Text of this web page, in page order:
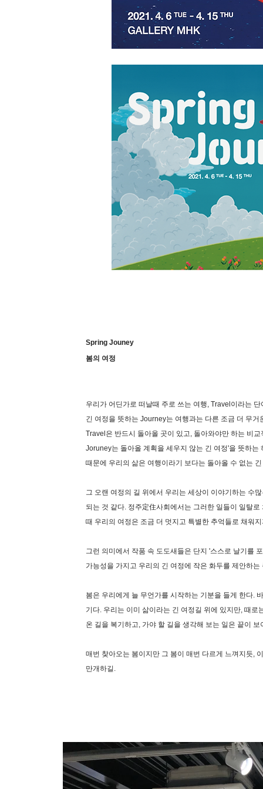
Spring Jouney
​봄의 여정
우리가 어딘가로 떠날때 주로 쓰는 여행, Travel이라는 단
긴 여정을 뜻하는 Journey는 여행과는 다른 조금 더 무거
Travel은 반드시 돌아올 곳이 있고, 돌아와야만 하는 비
Joruney는 돌아올 계획을 세우지 않는 긴 여정'을 뜻하는
때문에 우리의 삶은 여행이라기 보다는 돌아올 수 없는
그 오랜 여정의 길 위에서 우리는 세상이 이야기하는 수
되는 것 같다. 정주定住사회에서는 그러한 일들이 일탈
때 우리의 여정은 조금 더 멋지고 특별한 추억들로 채워
그런 의미에서 작품 속 도도새들은 단지 '스스로 날기를
가능성을 가지고 우리의 긴 여정에 작은 화두를 제안하
봄은 우리에게 늘 무언가를 시작하는 기분을 들게 한다.
기다. 우리는 이미 삶이라는 긴 여정길 위에 있지만, 때
온 길을 복기하고, 가야 할 길을 생각해 보는 일은 끝이
매번 찾아오는 봄이지만 그 봄이 매번 다르게 느껴지듯,
만개하길.